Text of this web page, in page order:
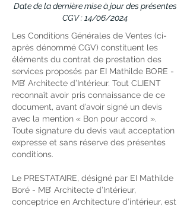
Date de la dernière mise à jour des présentes
CGV : 14/06/2024
Les Conditions Générales de Ventes (ci-
après dénommé CGV) constituent les
éléments du contrat de prestation des
services proposés par EI Mathilde BORE -
MB’ Architecte d’Intérieur. Tout CLIENT
reconnaît avoir pris connaissance de ce
document, avant d’avoir signé un devis
avec la mention « Bon pour accord ».
Toute signature du devis vaut acceptation
expresse et sans réserve des présentes
conditions.
Le PRESTATAIRE, désigné par EI Mathilde
Boré - MB’ Architecte d’Intérieur,
conceptrice en Architecture d’intérieur, est